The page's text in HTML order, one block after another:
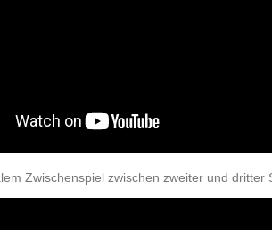
Zwischenspiel zwischen zweiter und dritter